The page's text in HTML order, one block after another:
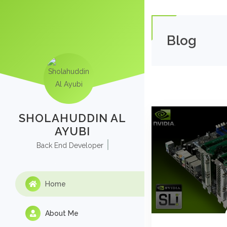
SHOLAHUDDIN AL
AYUBI
Back End Developer
Home
About Me
Blog